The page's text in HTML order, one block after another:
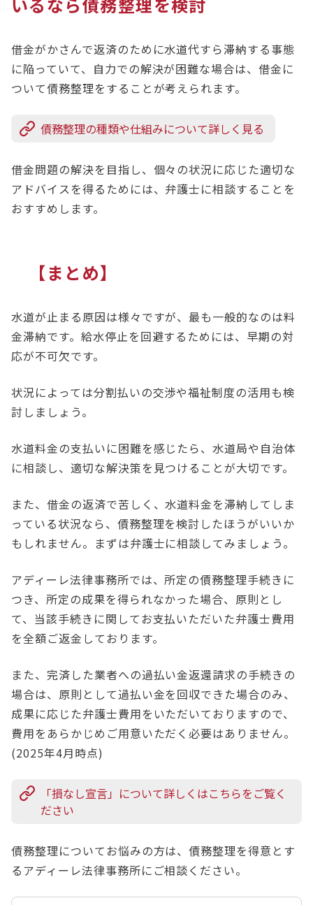
借金がかさんで返済のために水道代すら滞納する事態
に陥っていて、自力での解決が困難な場合は、借金に
ついて債務整理をすることが考えられます。
債務整理の種類や仕組みについて詳しく見る
借金問題の解決を目指し、個々の状況に応じた適切な
アドバイスを得るためには、弁護士に相談することを
おすすめします。
【まとめ】
水道が止まる原因は様々ですが、最も一般的なのは料
金滞納です。給水停止を回避するためには、早期の対
応が不可欠です。
状況によっては分割払いの交渉や福祉制度の活用も検
討しましょう。
水道料金の支払いに困難を感じたら、水道局や自治体
に相談し、適切な解決策を見つけることが大切です。
また、借金の返済で苦しく、水道料金を滞納してしま
っている状況なら、債務整理を検討したほうがいいか
もしれません。まずは弁護士に相談してみましょう。
アディーレ法律事務所では、所定の債務整理手続きに
つき、所定の成果を得られなかった場合、原則とし
て、当該手続きに関してお支払いただいた弁護士費用
を全額ご返金しております。
また、完済した業者への過払い金返還請求の手続きの
場合は、原則として過払い金を回収できた場合のみ、
成果に応じた弁護士費用をいただいておりますので、
費用をあらかじめご用意いただく必要はありません。
(2025年4月時点)
「損なし宣言」について詳しくはこちらをご覧く
ださい
債務整理についてお悩みの方は、債務整理を得意とす
るアディーレ法律事務所にご相談ください。